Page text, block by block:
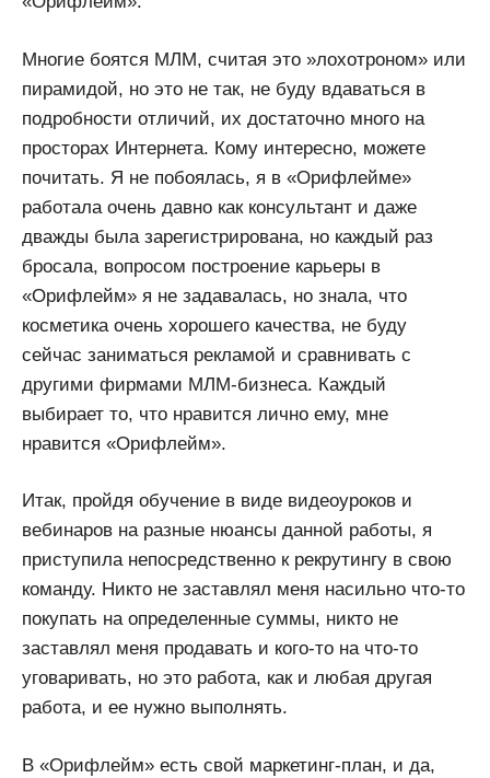
Многие боятся МЛМ, считая это »лохотроном» или
пирамидой, но это не так, не буду вдаваться в
подробности отличий, их достаточно много на
просторах Интернета. Кому интересно, можете
почитать. Я не побоялась, я в «Орифлейме»
работала очень давно как консультант и даже
дважды была зарегистрирована, но каждый раз
бросала, вопросом построение карьеры в
«Орифлейм» я не задавалась, но знала, что
косметика очень хорошего качества, не буду
сейчас заниматься рекламой и сравнивать с
другими фирмами МЛМ-бизнеса. Каждый
выбирает то, что нравится лично ему, мне
нравится «Орифлейм».
Итак, пройдя обучение в виде видеоуроков и
вебинаров на разные нюансы данной работы, я
приступила непосредственно к рекрутингу в свою
команду. Никто не заставлял меня насильно что-то
покупать на определенные суммы, никто не
заставлял меня продавать и кого-то на что-то
уговаривать, но это работа, как и любая другая
работа, и ее нужно выполнять.
В «Орифлейм» есть свой маркетинг-план, и да,